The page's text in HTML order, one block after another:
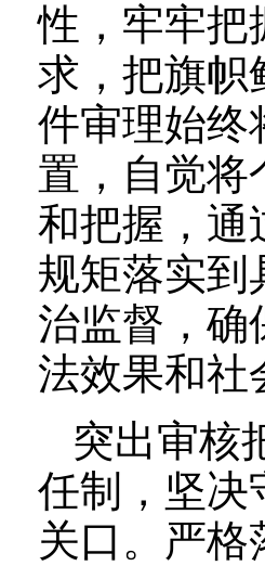
性，牢牢把
求，把旗帜
件审理始终
置，自觉将
和把握，通
规矩落实到
治监督，确
法效果和社
突出审核
任制，坚决
关口。严格